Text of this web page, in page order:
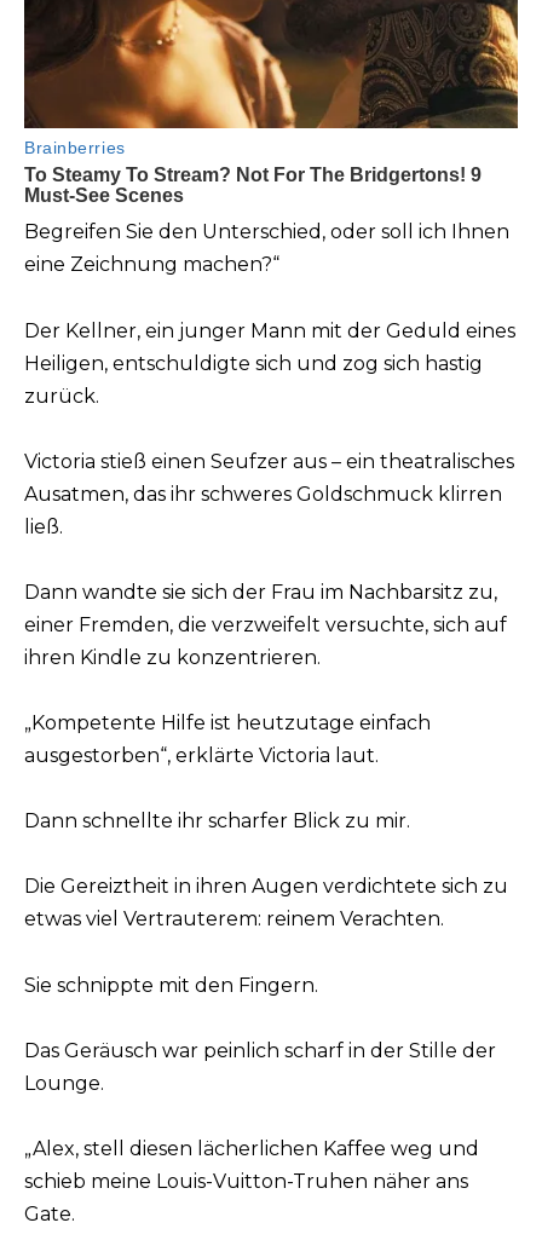
Begreifen Sie den Unterschied, oder soll ich Ihnen
eine Zeichnung machen?“
Der Kellner, ein junger Mann mit der Geduld eines
Heiligen, entschuldigte sich und zog sich hastig
zurück.
Victoria stieß einen Seufzer aus – ein theatralisches
Ausatmen, das ihr schweres Goldschmuck klirren
ließ.
Dann wandte sie sich der Frau im Nachbarsitz zu,
einer Fremden, die verzweifelt versuchte, sich auf
ihren Kindle zu konzentrieren.
„Kompetente Hilfe ist heutzutage einfach
ausgestorben“, erklärte Victoria laut.
Dann schnellte ihr scharfer Blick zu mir.
Die Gereiztheit in ihren Augen verdichtete sich zu
etwas viel Vertrauterem: reinem Verachten.
Sie schnippte mit den Fingern.
Das Geräusch war peinlich scharf in der Stille der
Lounge.
„Alex, stell diesen lächerlichen Kaffee weg und
schieb meine Louis-Vuitton-Truhen näher ans
Gate.